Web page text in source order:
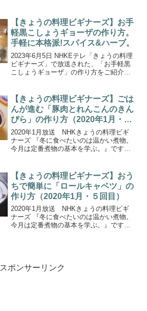
うという「おうちでニッポン味めぐ
り」。第2回目の全...
【きょうの料理ビギナーズ】お手
軽黒こしょうギョーザの作り方。
手軽に本格派!スパイス&ハーブ。
2023年6月5日 NHKEテレ「きょうの料理
ビギナーズ」で放送された、「お手軽黒
こしょうギョーザ」の作り方をご紹介し
単！ビギナー向けのスパイス＆ハーブ活
用術です。...
【きょうの料理ビギナーズ】ごは
んが進む「豚肉とれんこんのきん
ぴら」の作り方（2020年1月・3
回目）
2020年1月放送 NHKきょうの料理ビギ
ナーズ 『冬に食べたいのは温かい煮物。
今月は定番煮物の基本を学ぶ。』です。3
蒸し煮」です。こちらでは、一品目の
「豚肉とれんこん...
【きょうの料理ビギナーズ】おう
ちで簡単に「ロールキャベツ」の
作り方（2020年1月・５回目）
2020年1月放送 NHKきょうの料理ビギ
ナーズ 『冬に食べたいのは温かい煮物。
今月は定番煮物の基本を学ぶ。』です。5
スポンサーリンク